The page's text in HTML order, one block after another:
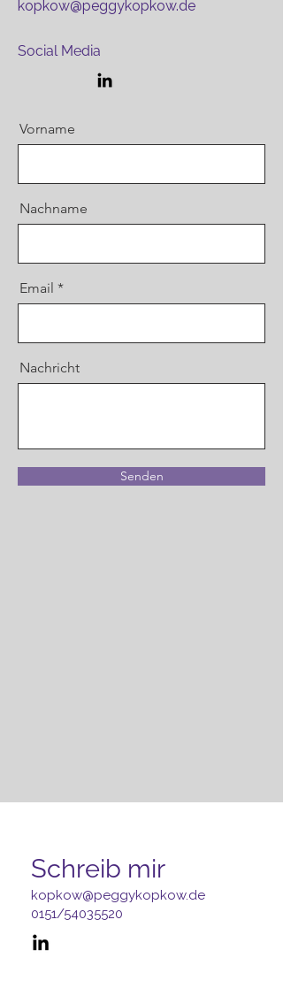
kopkow@peggykopkow.de
Social Media
Vorname
Nachname
Email
Nachricht
Senden
Schreib mir
kopkow@peggykopkow.de
0151/54035520